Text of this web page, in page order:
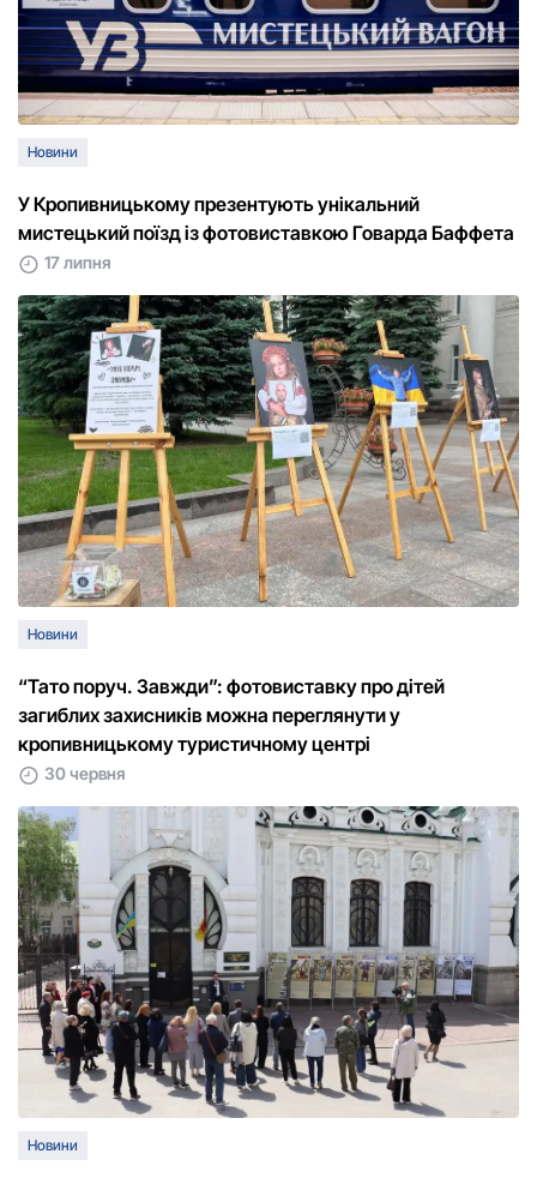
Новини
У Кропивницькому презентують унікальний
мистецький поїзд із фотовиставкою Говарда Баффета
17 липня
Новини
“Тато поруч. Завжди”: фотовиставку про дітей
загиблих захисників можна переглянути у
кропивницькому туристичному центрі
30 червня
Новини